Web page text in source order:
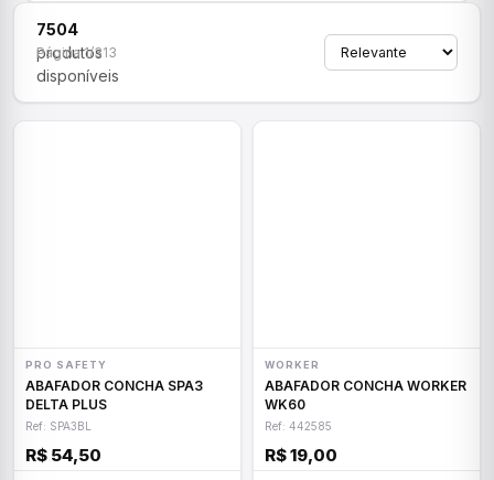
7504
produtos
disponíveis
Página 1/313
PRO SAFETY
ABAFADOR CONCHA SPA3
DELTA PLUS
Ref: SPA3BL
R$ 54,50
WORKER
ABAFADOR CONCHA WORKER
WK60
Ref: 442585
R$ 19,00